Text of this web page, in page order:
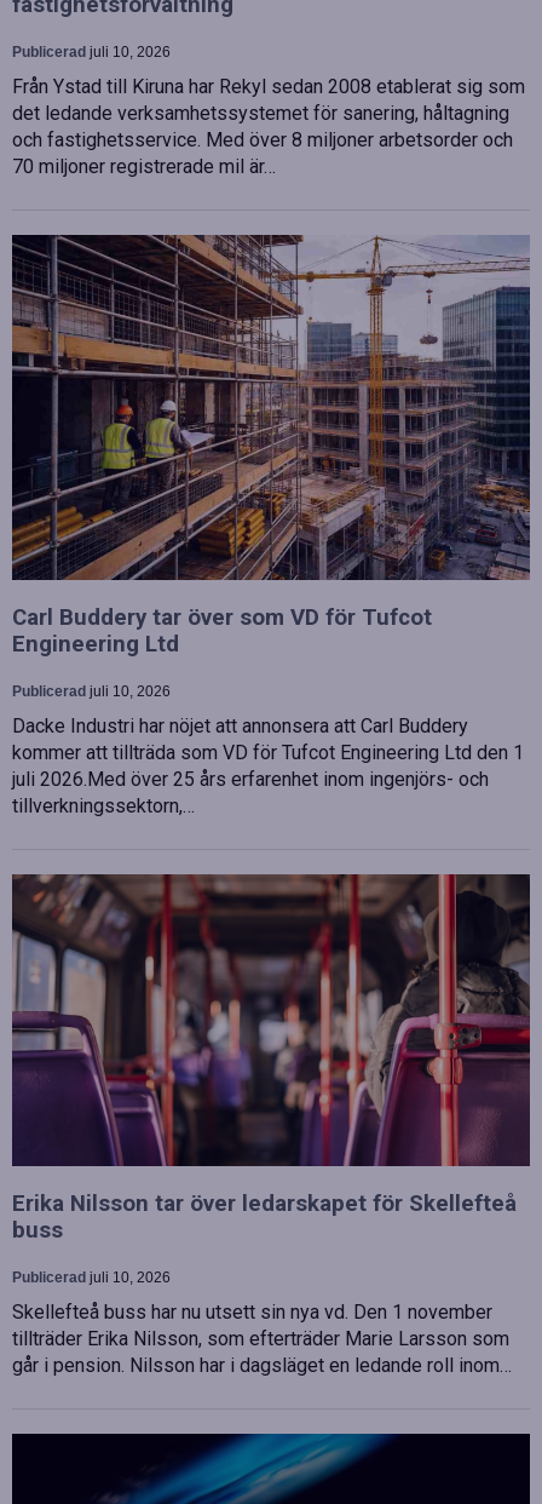
Publicerad juli 10, 2026
Från Ystad till Kiruna har Rekyl sedan 2008 etablerat sig som
det ledande verksamhetssystemet för sanering, håltagning
och fastighetsservice. Med över 8 miljoner arbetsorder och
70 miljoner registrerade mil är…
Carl Buddery tar över som VD för Tufcot
Engineering Ltd
Publicerad juli 10, 2026
Dacke Industri har nöjet att annonsera att Carl Buddery
kommer att tillträda som VD för Tufcot Engineering Ltd den 1
juli 2026.Med över 25 års erfarenhet inom ingenjörs- och
tillverkningssektorn,…
Erika Nilsson tar över ledarskapet för Skellefteå
buss
Publicerad juli 10, 2026
Skellefteå buss har nu utsett sin nya vd. Den 1 november
tillträder Erika Nilsson, som efterträder Marie Larsson som
går i pension. Nilsson har i dagsläget en ledande roll inom…